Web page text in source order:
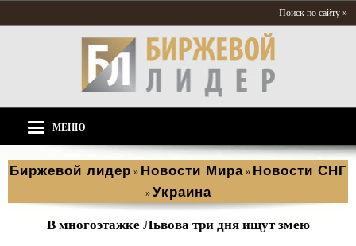
Поиск по сайту »
МЕНЮ
Биржевой лидер » Новости Мира » Новости СНГ
» Украина
В многоэтажке Львова три дня ищут змею